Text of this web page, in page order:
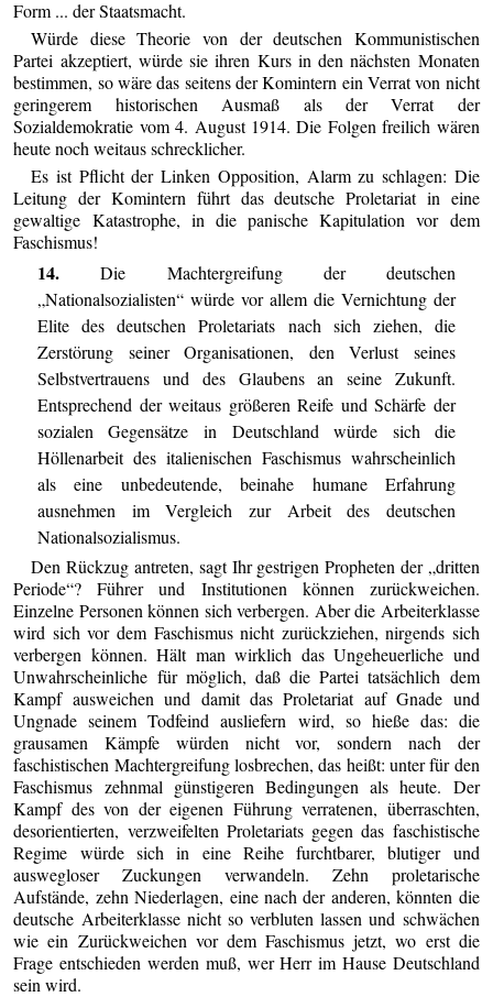
Form ... der Staatsmacht.
Würde diese Theorie von der deutschen Kommunistischen
Partei akzeptiert, würde sie ihren Kurs in den nächsten Monaten
bestimmen, so wäre das seitens der Komintern ein Verrat von nicht
geringerem historischen Ausmaß als der Verrat der
Sozialdemokratie vom 4. August 1914. Die Folgen freilich wären
heute noch weitaus schrecklicher.
Es ist Pflicht der Linken Opposition, Alarm zu schlagen: Die
Leitung der Komintern führt das deutsche Proletariat in eine
gewaltige Katastrophe, in die panische Kapitulation vor dem
Faschismus!
14.Die Machtergreifung der deutschen
„Nationalsozialisten“ würde vor allem die Vernichtung der
Elite des deutschen Proletariats nach sich ziehen, die
Zerstörung seiner Organisationen, den Verlust seines
Selbstvertrauens und des Glaubens an seine Zukunft.
Entsprechend der weitaus größeren Reife und Schärfe der
sozialen Gegensätze in Deutschland würde sich die
Höllenarbeit des italienischen Faschismus wahrscheinlich
als eine unbedeutende, beinahe humane Erfahrung
ausnehmen im Vergleich zur Arbeit des deutschen
Nationalsozialismus.
Den Rückzug antreten, sagt Ihr gestrigen Propheten der „dritten
Periode“? Führer und Institutionen können zurückweichen.
Einzelne Personen können sich verbergen. Aber die Arbeiterklasse
wird sich vor dem Faschismus nicht zurückziehen, nirgends sich
verbergen können. Hält man wirklich das Ungeheuerliche und
Unwahrscheinliche für möglich, daß die Partei tatsächlich dem
Kampf ausweichen und damit das Proletariat auf Gnade und
Ungnade seinem Todfeind ausliefern wird, so hieße das: die
grausamen Kämpfe würden nicht vor, sondern nach der
faschistischen Machtergreifung losbrechen, das heißt: unter für den
Faschismus zehnmal günstigeren Bedingungen als heute. Der
Kampf des von der eigenen Führung verratenen, überraschten,
desorientierten, verzweifelten Proletariats gegen das faschistische
Regime würde sich in eine Reihe furchtbarer, blutiger und
auswegloser Zuckungen verwandeln. Zehn proletarische
Aufstände, zehn Niederlagen, eine nach der anderen, könnten die
deutsche Arbeiterklasse nicht so verbluten lassen und schwächen
wie ein Zurückweichen vor dem Faschismus jetzt, wo erst die
Frage entschieden werden muß, wer Herr im Hause Deutschland
sein wird.